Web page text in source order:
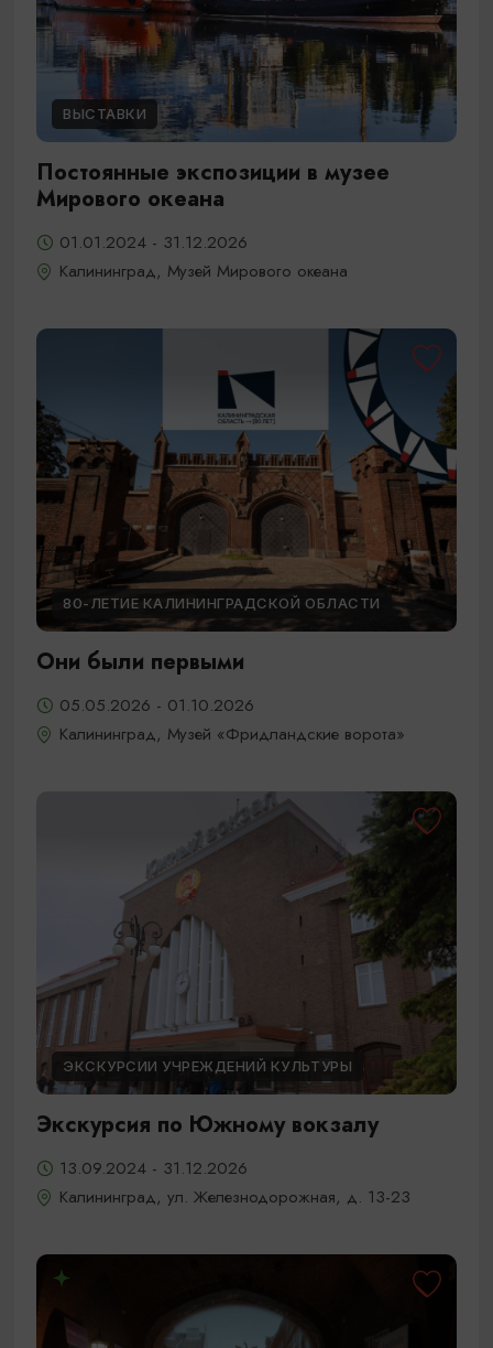
ВЫСТАВКИ
Постоянные экспозиции в музее
Мирового океана
01.01.2024 - 31.12.2026
Калининград, Музей Мирового океана
80-ЛЕТИЕ КАЛИНИНГРАДСКОЙ ОБЛАСТИ
Они были первыми
05.05.2026 - 01.10.2026
Калининград, Музей «Фридландские ворота»
ЭКСКУРСИИ УЧРЕЖДЕНИЙ КУЛЬТУРЫ
Экскурсия по Южному вокзалу
13.09.2024 - 31.12.2026
Калининград, ул. Железнодорожная, д. 13-23